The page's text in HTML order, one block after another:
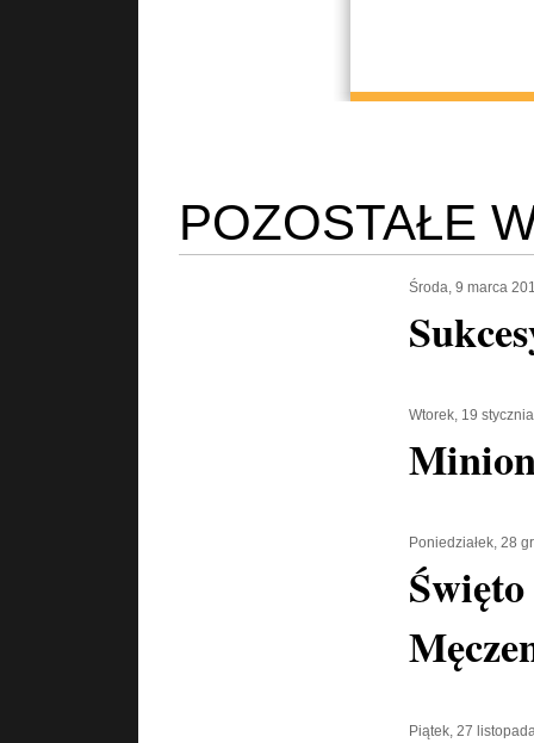
POZOSTAŁE
Środa, 9 marca
Wtorek, 19
Poniedziałek, 28
Piątek, 27